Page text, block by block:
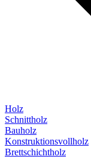
Holz
Schnittholz
Bauholz
Konstruktionsvollholz
Brettschichtholz